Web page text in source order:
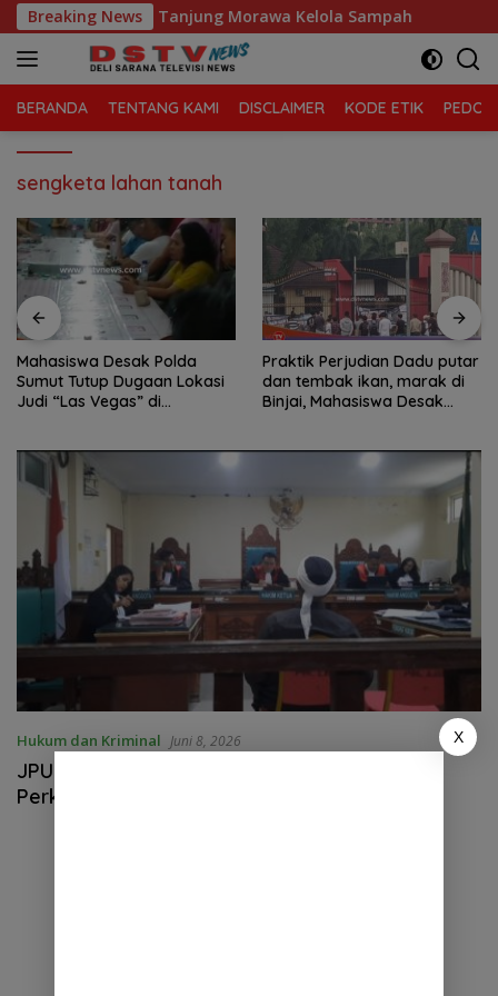
Langsung
ke
konten
Breaking News
Kecamatan Tanjung Morawa Kelola Sampah
BERANDA TENTANG KAMI DISCLAIMER KODE ETIK
sengketa lahan tanah
Mahasiswa Desak Polda
Sumut Tutup Dugaan Lokasi
Judi “Las Vegas” di
Praktik Perjudian Dadu putar
dan tembak ikan, marak di
Binjai, Mahasiswa Desak
Hukum dan Kriminal Juni 8, 2026
JPU Diduga Memaksakan Dakwaan dalam
Perkara Sengketa Lahan di PN Lubuk Pakam
X